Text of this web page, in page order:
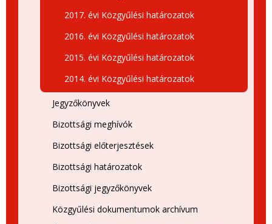
2017. évi Közgyűlési határozatok
2016. évi Közgyűlési határozatok
2015. évi Közgyűlési határozatok
2014. évi Közgyűlési határozatok
Jegyzőkönyvek
Bizottsági meghívók
Bizottsági előterjesztések
Bizottsági határozatok
Bizottsági jegyzőkönyvek
Közgyűlési dokumentumok archívum